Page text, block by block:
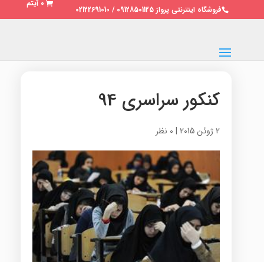
فروشگاه اینترنتی پرواز 09128501125 / 02122691010
0 آیتم
کنکور سراسری 94
2 ژوئن 2015 | 0 نظر